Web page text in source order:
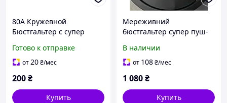
80A Кружевной
Бюстгальтер с супер
up 1 размера двойной
пуш-ап pushup лифчик
Готово к отправке
от20₴/мес
200₴
Купить
Мереживний
бюстгальтер супер пуш-
75В
В наличии
от 108₴/мес
1 080₴
Купить